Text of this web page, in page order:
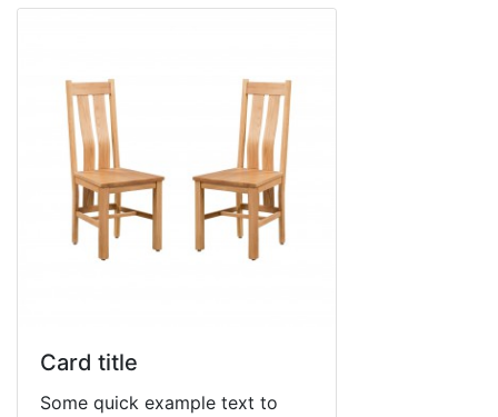
Card title
Some quick example text to